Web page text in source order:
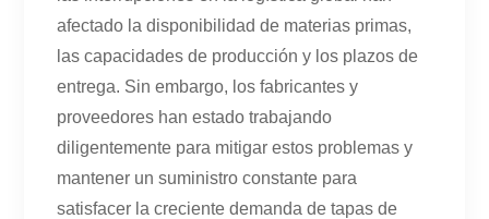
afectado la disponibilidad de materias primas,
las capacidades de producción y los plazos de
entrega. Sin embargo, los fabricantes y
proveedores han estado trabajando
diligentemente para mitigar estos problemas y
mantener un suministro constante para
satisfacer la creciente demanda de tapas de